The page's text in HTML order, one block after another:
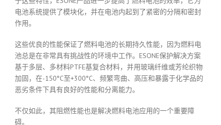
电池系统提供了模块化，并在电池内起到了紧密的分隔和密封
作用。
这些优良的性能保证了燃料电池的长期持久性能，因为燃料电
池总是在非常具有挑战性的环境中工作。ESONE保护解决方案
基于多层、多材料PTFE基复合材料，并用玻璃纤维或芳纶织物
加固，在-150°C至+300°C、频繁弯曲、高压和暴露于化学品的
恶劣条件下具有良好的性能和分离能力。
不仅如此，其阻燃性能也是解决燃料电池应用的一个重要障
碍。